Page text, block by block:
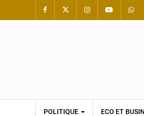
POLITIQUE ECO ET